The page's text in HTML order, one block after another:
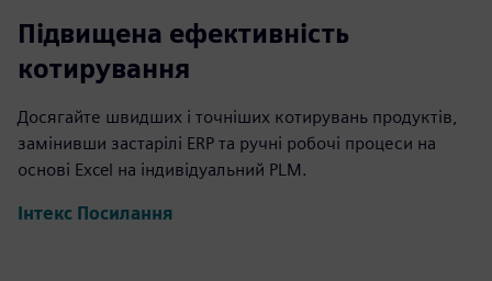
30%
Підвищена ефективність
котирування
Досягайте швидших і точніших котирувань продуктів,
замінивши застарілі ERP та ручні робочі процеси на
основі Excel на індивідуальний PLM.
Інтекс Посилання